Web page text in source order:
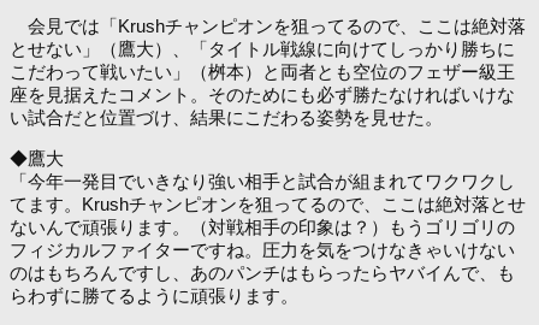
会見では「Krushチャンピオンを狙ってるので、ここは絶対落
とせない」（鷹大）、「タイトル戦線に向けてしっかり勝ちに
こだわって戦いたい」（桝本）と両者とも空位のフェザー級王
座を見据えたコメント。そのためにも必ず勝たなければいけな
い試合だと位置づけ、結果にこだわる姿勢を見せた。
◆鷹大
「今年一発目でいきなり強い相手と試合が組まれてワクワクし
てます。Krushチャンピオンを狙ってるので、ここは絶対落とせ
ないんで頑張ります。（対戦相手の印象は？）もうゴリゴリの
フィジカルファイターですね。圧力を気をつけなきゃいけない
のはもちろんですし、あのパンチはもらったらヤバイんで、も
らわずに勝てるように頑張ります。